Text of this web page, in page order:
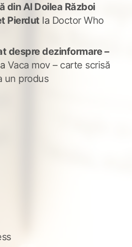
din Al Doilea Război
Pierdut la Doctor Who
despre dezinformare –
Vaca mov – carte scrisă
un produs